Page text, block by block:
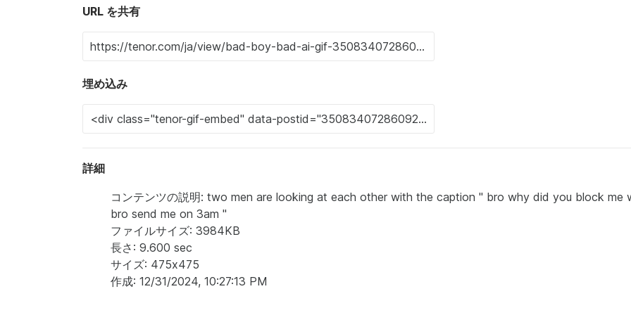
URL を共有
埋め込み
詳細
コンテンツの説明: two men are looking at each other with the caption " bro why did you block me
bro send me on 3am "
ファイルサイズ: 3984KB
長さ: 9.600 sec
サイズ: 475x475
作成: 12/31/2024, 10:27:13 PM